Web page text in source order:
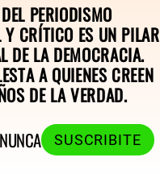
PERIODISMO
Y CRÍTICO ES UN PILAR
DE LA DEMOCRACIA.
A QUIENES CREEN
DE LA VERDAD.
SUSCRIBITE